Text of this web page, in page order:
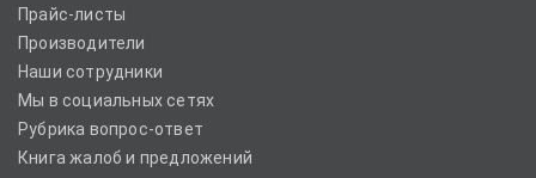
Прайс-листы
Производители
Наши сотрудники
Мы в социальных сетях
Рубрика вопрос-ответ
Книга жалоб и предложений